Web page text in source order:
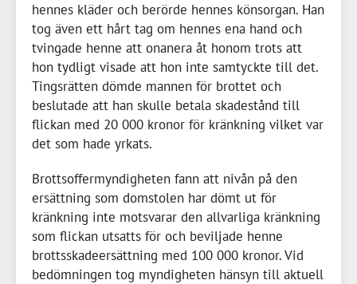
hennes kläder och berörde hennes könsorgan. Han
tog även ett hårt tag om hennes ena hand och
tvingade henne att onanera åt honom trots att
hon tydligt visade att hon inte samtyckte till det.
Tingsrätten dömde mannen för brottet och
beslutade att han skulle betala skadestånd till
flickan med 20 000 kronor för kränkning vilket var
det som hade yrkats.
Brottsoffermyndigheten fann att nivån på den
ersättning som domstolen har dömt ut för
kränkning inte motsvarar den allvarliga kränkning
som flickan utsatts för och beviljade henne
brottsskadeersättning med 100 000 kronor. Vid
bedömningen tog myndigheten hänsyn till aktuell